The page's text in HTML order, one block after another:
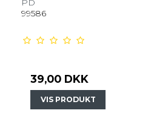
PD
99586
39,00 DKK
VIS PRODUKT